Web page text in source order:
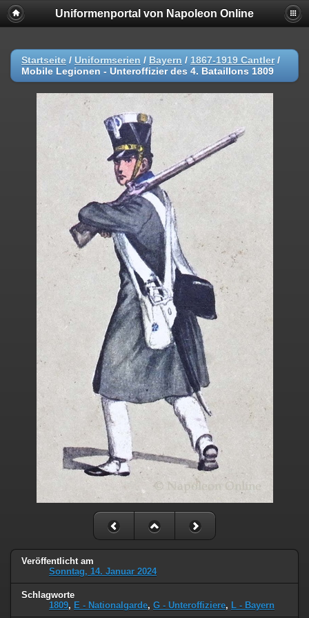
Uniformenportal von Napoleon Online
Startseite / Uniformserien / Bayern / 1867-1919 Cantler/
Mobile Legionen - Unteroffizier des 4. Bataillons 1809
Veröffentlicht am
Sonntag, 14. Januar 2024
Schlagworte
1809, E - Nationalgarde, G - Unteroffiziere, L - Bayern